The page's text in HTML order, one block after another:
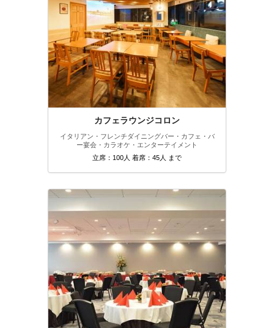
カフェラウンジコロン
イタリアン・フレンチダイニングバー・カフェ・バ
ー宴会・カラオケ・エンターテイメント
立席：100人 着席：45人 まで